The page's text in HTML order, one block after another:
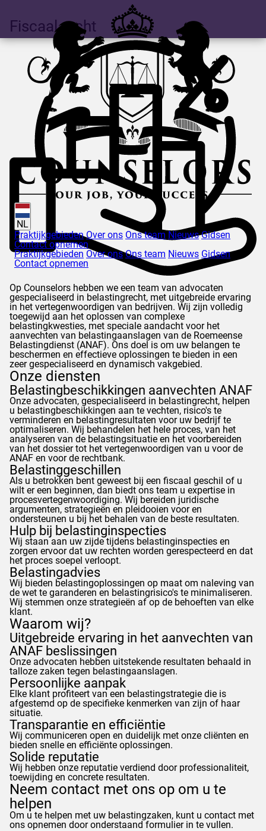
NL
Praktijkgebieden Over ons Ons team Nieuws Gidsen
Contact opnemen
Praktijkgebieden Over ons Ons team Nieuws Gidsen
Contact opnemen
Fiscaal recht
Op Counselors hebben we een team van advocaten
gespecialiseerd in belastingrecht, met uitgebreide ervaring
in het vertegenwoordigen van bedrijven. Wij zijn volledig
toegewijd aan het oplossen van complexe
belastingkwesties, met speciale aandacht voor het
aanvechten van belastingaanslagen van de Roemeense
Belastingdienst (ANAF). Ons doel is om uw belangen te
beschermen en effectieve oplossingen te bieden in een
zeer gespecialiseerd en dynamisch vakgebied.
Onze diensten
Belastingbeschikkingen aanvechten ANAF
Onze advocaten, gespecialiseerd in belastingrecht, helpen
u belastingbeschikkingen aan te vechten, risico's te
verminderen en belastingresultaten voor uw bedrijf te
optimaliseren. Wij behandelen het hele proces, van het
analyseren van de belastingsituatie en het voorbereiden
van het dossier tot het vertegenwoordigen van u voor de
ANAF en voor de rechtbank.
Belastinggeschillen
Als u betrokken bent geweest bij een fiscaal geschil of u
wilt er een beginnen, dan biedt ons team u expertise in
procesvertegenwoordiging. Wij bereiden juridische
argumenten, strategieën en pleidooien voor en
ondersteunen u bij het behalen van de beste resultaten.
Hulp bij belastinginspecties
Wij staan aan uw zijde tijdens belastinginspecties en
zorgen ervoor dat uw rechten worden gerespecteerd en dat
het proces soepel verloopt.
Belastingadvies
Wij bieden belastingoplossingen op maat om naleving van
de wet te garanderen en belastingrisico's te minimaliseren.
Wij stemmen onze strategieën af op de behoeften van elke
klant.
Waarom wij?
Uitgebreide ervaring in het aanvechten van
ANAF beslissingen
Onze advocaten hebben uitstekende resultaten behaald in
talloze zaken tegen belastingaanslagen.
Persoonlijke aanpak
Elke klant profiteert van een belastingstrategie die is
afgestemd op de specifieke kenmerken van zijn of haar
situatie.
Transparantie en efficiëntie
Wij communiceren open en duidelijk met onze cliënten en
bieden snelle en efficiënte oplossingen.
Solide reputatie
Wij hebben onze reputatie verdiend door professionaliteit,
toewijding en concrete resultaten.
Neem contact met ons op om u te
helpen
Om u te helpen met uw belastingzaken, kunt u contact met
ons opnemen door onderstaand formulier in te vullen.